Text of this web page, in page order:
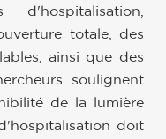
totale, des
ainsi que des
soulignent
de la lumière
doit